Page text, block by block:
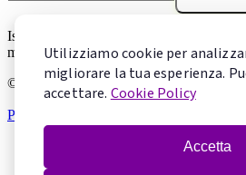
Utilizziamo cookie per
migliorare la tua esperienza.
accettare. Cookie Policy
Accetta
Iscrivendoti accetti la
momento.
© 2026 Mentecontorta. Tutti i diritti
Privacy Policy